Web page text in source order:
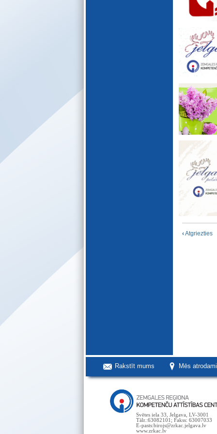
‹Atgriezties
Rakstīt mums Mēs
Svētes iela 33, Jelgava, LV-3001
Tālr.:63082101; Fakss: 63007033
E-pasts:birojs@zrkac.jelgava.lv
www.zrkac.lv